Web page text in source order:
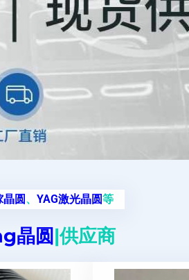
晶圆、 YAG激光晶圆等
晶圆|供应商